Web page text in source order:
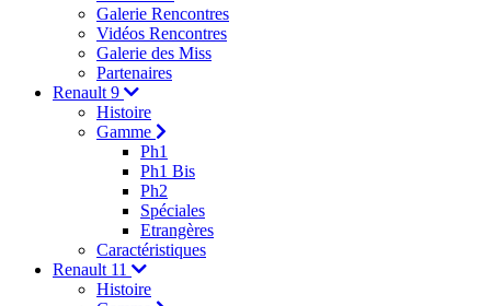
Galerie Rencontres
Vidéos Rencontres
Galerie des Miss
Partenaires
Renault 9
Histoire
Gamme
Ph1
Ph1 Bis
Ph2
Spéciales
Etrangères
Caractéristiques
Renault 11
Histoire